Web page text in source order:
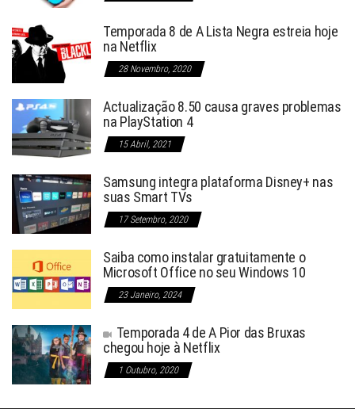
Temporada 8 de A Lista Negra estreia hoje
na Netflix
28 Novembro, 2020
Actualização 8.50 causa graves problemas
na PlayStation 4
15 Abril, 2021
Samsung integra plataforma Disney+ nas
suas Smart TVs
17 Setembro, 2020
Saiba como instalar gratuitamente o
Microsoft Office no seu Windows 10
23 Janeiro, 2024
Temporada 4 de A Pior das Bruxas
chegou hoje à Netflix
1 Outubro, 2020